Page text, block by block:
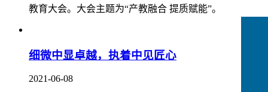
教育大会。大会主题为“产教融合 提质赋能”。
细微中显卓越，执着中见匠心
2021-06-08